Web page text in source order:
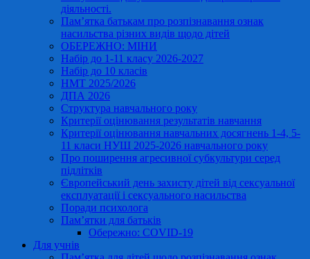
діяльності.
Пам’ятка батькам про розпізнавання ознак
насильства різних видів щодо дітей
ОБЕРЕЖНО: МІНИ
Набір до 1-11 класу 2026-2027
Набір до 10 класів
НМТ 2025/2026
ДПА 2026
Структура навчального року
Критерії оцінювання результатів навчання
Критерії оцінювання навчальних досягнень 1-4, 5-
11 класи НУШ 2025-2026 навчального року
Про поширення агресивної субкультури серед
підлітків
Європейський день захисту дітей від сексуальної
експлуатації і сексуального насильства
Поради психолога
Пам’ятки для батьків
Обережно: COVID-19
Для учнів